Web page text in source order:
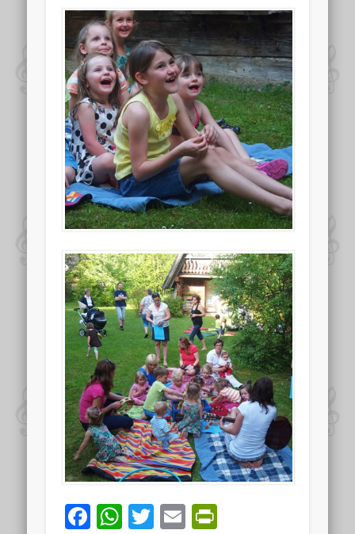
Facebook
WhatsApp
Twitter
Email